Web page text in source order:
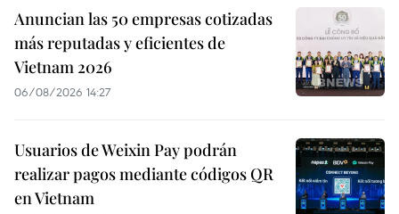
Anuncian las 50 empresas cotizadas
más reputadas y eficientes de
Vietnam 2026
06/08/2026 14:27
Usuarios de Weixin Pay podrán
realizar pagos mediante códigos QR
en Vietnam